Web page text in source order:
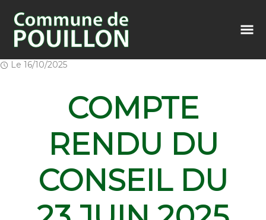
Le 16/10/2025
COMPTE
RENDU DU
CONSEIL DU